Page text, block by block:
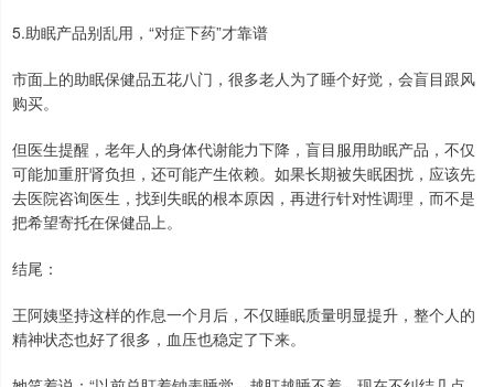
5.助眠产品别乱用，“对症下药”才靠谱
市面上的助眠保健品五花八门，很多老人为了睡个好觉，会盲目跟风
购买。
但医生提醒，老年人的身体代谢能力下降，盲目服用助眠产品，不仅
可能加重肝肾负担，还可能产生依赖。如果长期被失眠困扰，应该先
去医院咨询医生，找到失眠的根本原因，再进行针对性调理，而不是
把希望寄托在保健品上。
结尾：
王阿姨坚持这样的作息一个月后，不仅睡眠质量明显提升，整个人的
精神状态也好了很多，血压也稳定了下来。